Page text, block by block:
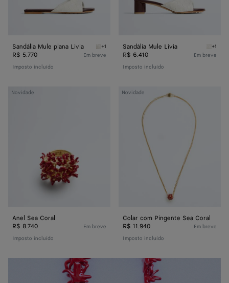
Sandália Mule plana Livia Alabaster/cioccolato Sandália Mule plana
+1
R$ 5.770
Imposto incluído
Em breve
Sandália Mule Livia +1
R$ 6.410
Imposto incluído
Em breve
Novidade
Anel
Anel Sea Coral
R$ 8.740
Imposto incluído
Em breve
Novidade
Colar
Pingente
Colar com Pingente Sea Coral
R$ 11.940
Imposto incluído
Em breve